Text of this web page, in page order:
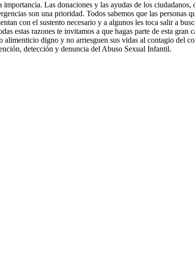
Las donaciones y las ayudas de los ciudadanos,
son una prioridad. Todos sabemos que las personas
con el sustento necesario y a algunos les toca salir a
estas razones te invitamos a que hagas parte de esta gran
digno y no arriesguen sus vidas al contagio del
detección y denuncia del Abuso Sexual Infantil.